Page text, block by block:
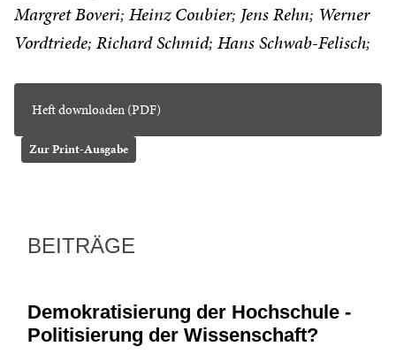
Margret Boveri Heinz Coubier Jens Rehn Werner
Vordtriede Richard Schmid Hans Schwab-Felisch
Heft downloaden (PDF)
Zur Print-Ausgabe
BEITRÄGE
Demokratisierung der Hochschule -
Politisierung der Wissenschaft?